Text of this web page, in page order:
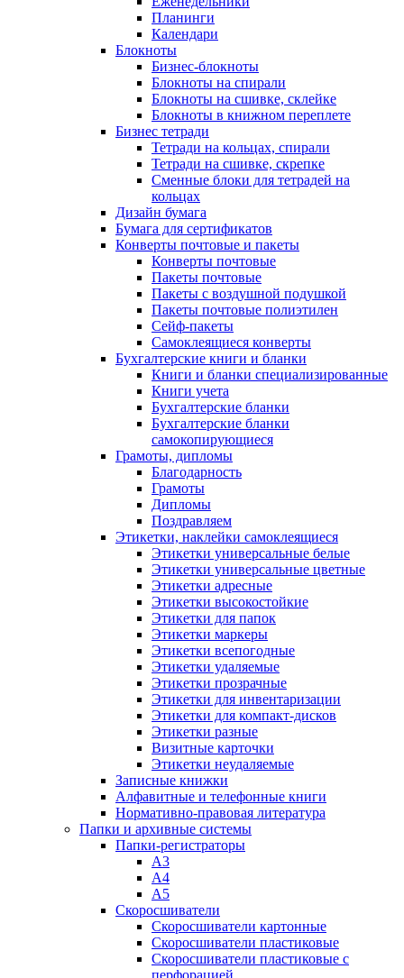
Планинги
Календари
Блокноты
Бизнес-блокноты
Блокноты на спирали
Блокноты на сшивке, склейке
Блокноты в книжном переплете
Бизнес тетради
Тетради на кольцах, спирали
Тетради на сшивке, скрепке
Сменные блоки для тетрадей на
кольцах
Дизайн бумага
Бумага для сертификатов
Конверты почтовые и пакеты
Конверты почтовые
Пакеты почтовые
Пакеты с воздушной подушкой
Пакеты почтовые полиэтилен
Сейф-пакеты
Самоклеящиеся конверты
Бухгалтерские книги и бланки
Книги и бланки специализированные
Книги учета
Бухгалтерские бланки
Бухгалтерские бланки
самокопирующиеся
Грамоты, дипломы
Благодарность
Грамоты
Дипломы
Поздравляем
Этикетки, наклейки самоклеящиеся
Этикетки универсальные белые
Этикетки универсальные цветные
Этикетки адресные
Этикетки высокостойкие
Этикетки для папок
Этикетки маркеры
Этикетки всепогодные
Этикетки удаляемые
Этикетки прозрачные
Этикетки для инвентаризации
Этикетки для компакт-дисков
Этикетки разные
Визитные карточки
Этикетки неудаляемые
Записные книжки
Алфавитные и телефонные книги
Нормативно-правовая литература
Папки и архивные системы
Папки-регистраторы
А3
А4
А5
Скоросшиватели
Скоросшиватели картонные
Скоросшиватели пластиковые
Скоросшиватели пластиковые с